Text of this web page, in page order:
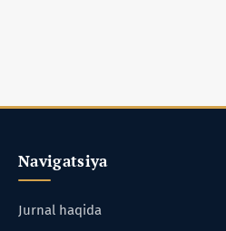
Navigatsiya
Jurnal haqida